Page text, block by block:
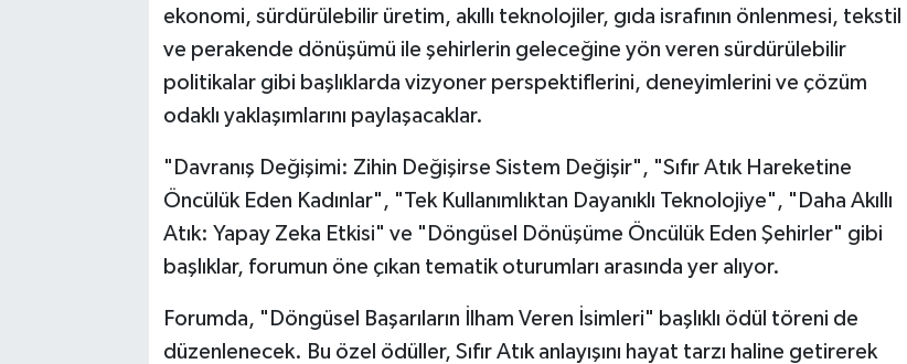
ekonomi, sürdürülebilir üretim, akıllı teknolojiler, gıda israfının önlenmesi, tekstil
ve perakende dönüşümü ile şehirlerin geleceğine yön veren sürdürülebilir
politikalar gibi başlıklarda vizyoner perspektiflerini, deneyimlerini ve çözüm
odaklı yaklaşımlarını paylaşacaklar.
"Davranış Değişimi: Zihin Değişirse Sistem Değişir", "Sıfır Atık Hareketine
Öncülük Eden Kadınlar", "Tek Kullanımlıktan Dayanıklı Teknolojiye", "Daha Akıllı
Atık: Yapay Zeka Etkisi" ve "Döngüsel Dönüşüme Öncülük Eden Şehirler" gibi
başlıklar, forumun öne çıkan tematik oturumları arasında yer alıyor.
Forumda, "Döngüsel Başarıların İlham Veren İsimleri" başlıklı ödül töreni de
düzenlenecek. Bu özel ödüller, Sıfır Atık anlayışını hayat tarzı haline getirerek